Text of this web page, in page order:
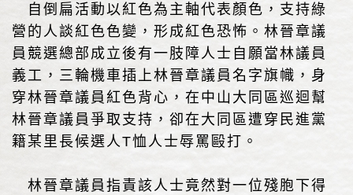
自倒扁活動以紅色為主軸代表顏色，支持綠
營的人談紅色色變，形成紅色恐怖。林晉章議
員競選總部成立後有一肢障人士自願當林議員
義工，三輪機車插上林晉章議員名字旗幟，身
穿林晉章議員紅色背心，在中山大同區巡迴幫
林晉章議員爭取支持，卻在大同區遭穿民進黨
籍某里長候選人T恤人士辱罵毆打。
林晉章議員指責該人士竟然對一位殘胞下得